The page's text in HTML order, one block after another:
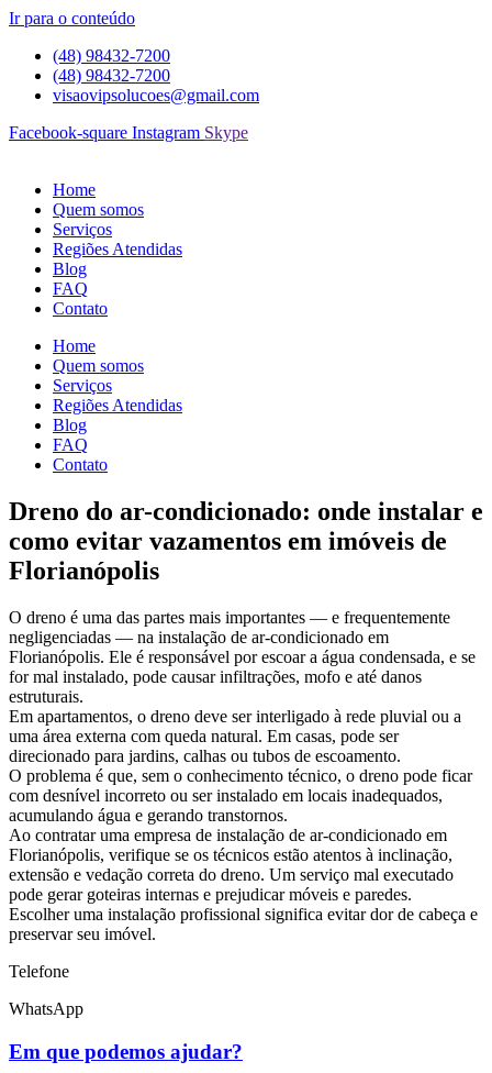
Ir para o conteúdo
(48) 98432-7200
(48) 98432-7200
visaovipsolucoes@gmail.com
Facebook-square Instagram Skype
Home
Quem somos
Serviços
Regiões Atendidas
Blog
FAQ
Contato
Home
Quem somos
Serviços
Regiões Atendidas
Blog
FAQ
Contato
Dreno do ar-condicionado: onde instalar e
como evitar vazamentos em imóveis de
Florianópolis
O dreno é uma das partes mais importantes — e frequentemente
negligenciadas — na instalação de ar-condicionado em
Florianópolis. Ele é responsável por escoar a água condensada, e se
for mal instalado, pode causar infiltrações, mofo e até danos
estruturais.
Em apartamentos, o dreno deve ser interligado à rede pluvial ou a
uma área externa com queda natural. Em casas, pode ser
direcionado para jardins, calhas ou tubos de escoamento.
O problema é que, sem o conhecimento técnico, o dreno pode ficar
com desnível incorreto ou ser instalado em locais inadequados,
acumulando água e gerando transtornos.
Ao contratar uma empresa de instalação de ar-condicionado em
Florianópolis, verifique se os técnicos estão atentos à inclinação,
extensão e vedação correta do dreno. Um serviço mal executado
pode gerar goteiras internas e prejudicar móveis e paredes.
Escolher uma instalação profissional significa evitar dor de cabeça e
preservar seu imóvel.
Telefone
WhatsApp
Em que podemos ajudar?